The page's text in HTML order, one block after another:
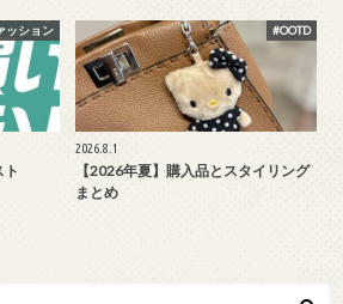
ッション #OOTD
2026.8.1
【2026年夏】購入品とスタイリング
まとめ